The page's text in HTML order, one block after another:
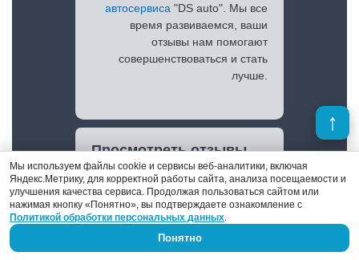
автосервиса "DS auto". Мы все
время развиваемся, ваши
отзывы нам помогают
совершенствоваться и стать
лучше.
Просмотреть отзывы
Мы используем файлы cookie и сервисы веб-аналитики, включая
Яндекс.Метрику, для корректной работы сайта, анализа посещаемости и
улучшения качества сервиса. Продолжая пользоваться сайтом или
нажимая кнопку «Понятно», вы подтверждаете ознакомление с
Политикой обработки персональных данных.
Понятно